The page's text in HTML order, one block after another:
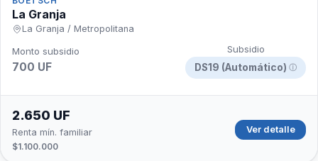
La Granja
La Granja / Metropolitana
Monto subsidio
700 UF
Subsidio
DS19 (Automático) ⓘ
2.650 UF
Renta mín. familiar
$1.100.000
Ver detalle